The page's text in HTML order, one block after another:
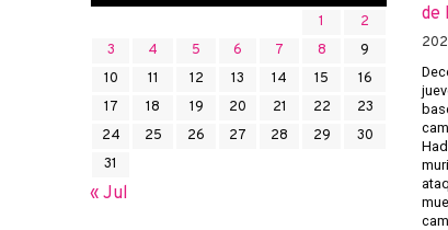
1
2
3
4 5 6 7 8
9
10
11 12 13 14 15
16
17
18 19 20 21 22
23
24
25 26 27 28 29
30
31
« Jul
de